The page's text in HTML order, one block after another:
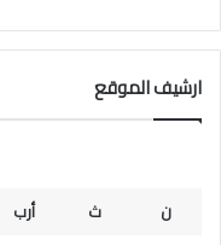
ارشيف الموقع
ن
ث أرب